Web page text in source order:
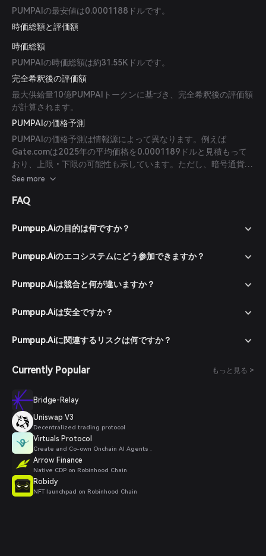
PUMPAIの最安値は0.0001188ドルです。
時価総額と評価額
時価総額
PUMPAIの時価総額は約31.55Kドルです。
完全希釈後の評価額
最大供給量10億PUMPAIトークンに基づき、完全希釈後の評価額
が計算されます。
PUMPAIの価格予測
PUMPAIの価格予測は情報源によって異なります。例えば
Gate.comは2025年の平均価格を0.0001189ドルと見積もって
おり、上限・下限の可能性も示しています。ただし、暗号通貨市
場の本質的な変動性のため、これらの予測は注意して受け止める
See more
FAQ
Pumpup.Aiの目的は何ですか？
Pumpup.Aiのエコシステムにどう参加できますか？
Pumpup.Aiは競合と何が違いますか？
Pumpup.Aiは安全ですか？
Pumpup.Aiに関連するリスクは何ですか？
Currently Popular もっと見る >
Bridge-Relay
Uniswap V3
Decentralized trading protocol
Virtuals Protocol
Create and Co-own Onchain AI Agents .
Arrow Finance
Native CDP on Robinhood Chain
Robidy
NFT launchpad on Robinhood Chain